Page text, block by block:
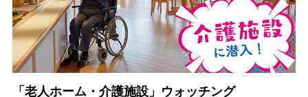
「老人ホーム・介護施設」ウォッチング